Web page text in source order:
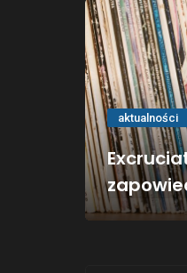
aktualności